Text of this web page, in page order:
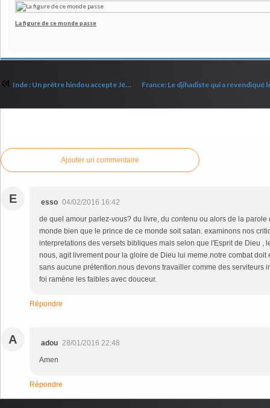
La figure de ce monde passe
Inde : Un prêtre hindou accepte Jésus après avoir lu la Bible
Ajouter un commentaire
E esso 04/02/2016 16:42
de quel amour parlez-vous? du livre, du contenu ou alors de la
monde bien que le prince de ce monde soit satan. examinons nos
interpretations des versets bibliques mais selon que l'Esprit de Dieu ,
nous, agit livrement pour la gloire de Dieu lui meme.notre combat doit
sans aucune prétention.nous devons travailler comme des serviteurs
foi ramène les faibles avec douceur.
Répondre
A adou 28/01/2016 22:48
Amen
Répondre